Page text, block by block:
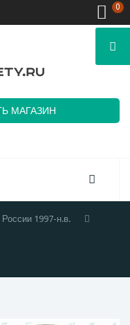
МАГАЗИН
1997-н.в.
0